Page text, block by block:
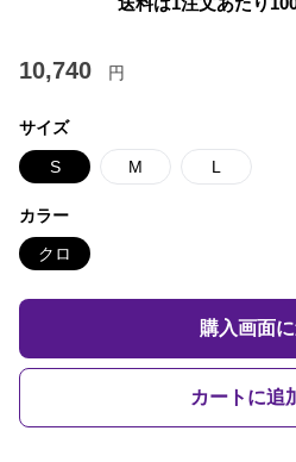
10,740 円
サイズ
S M L
カラー
クロ
購入画面
カートに追